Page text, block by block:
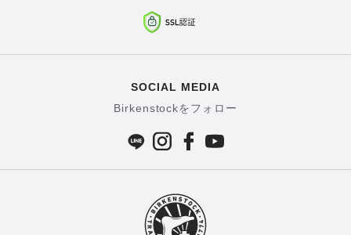
SOCIAL MEDIA
Birkenstockをフォロー